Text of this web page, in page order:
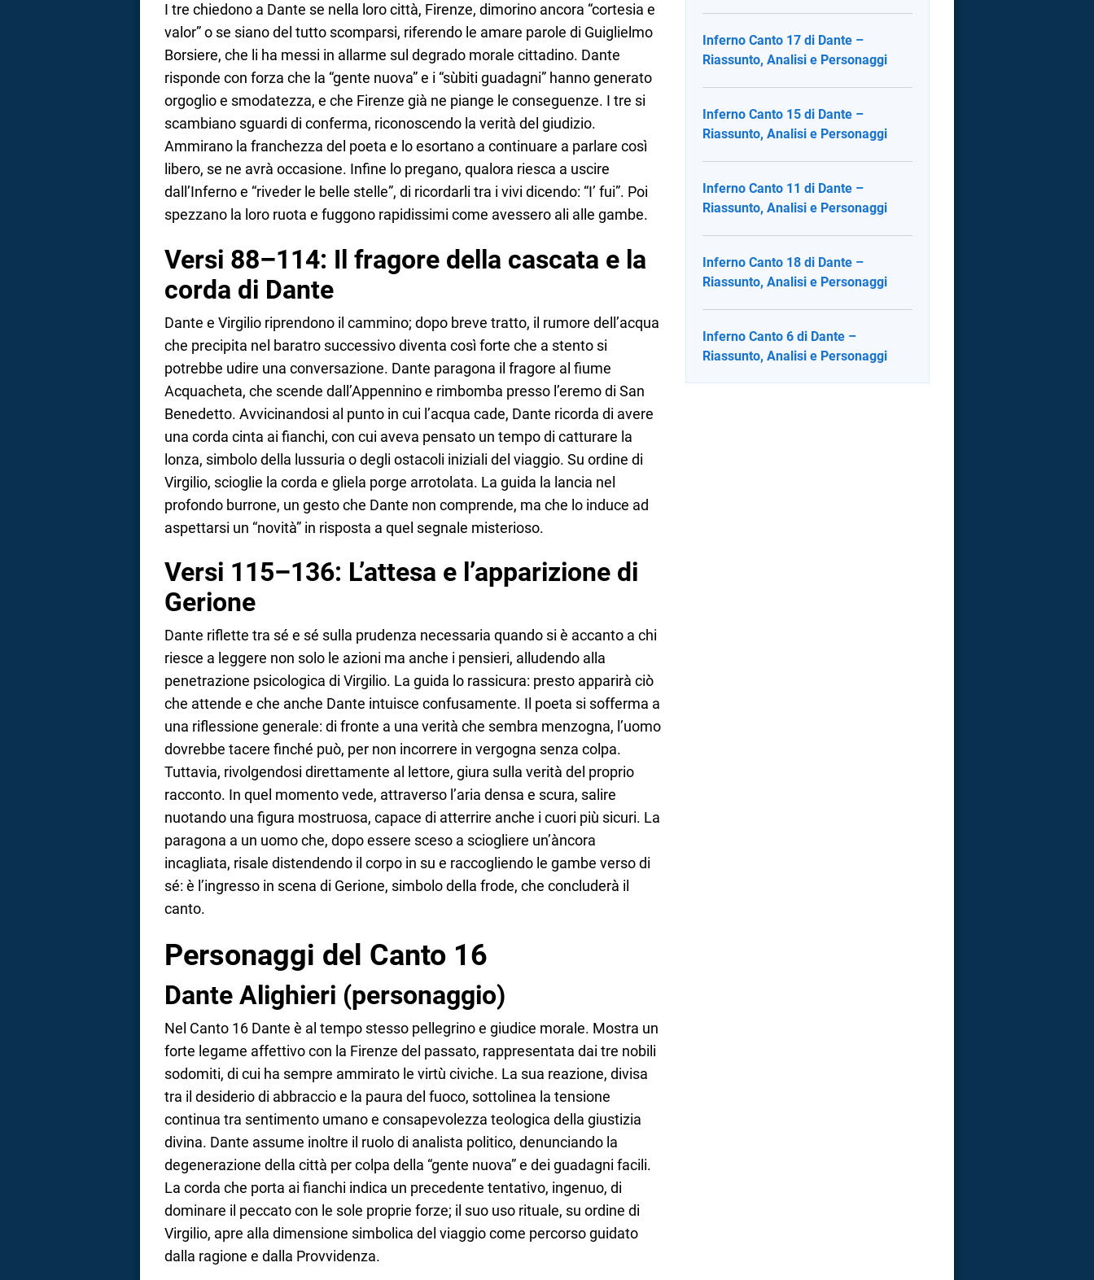
I tre chiedono a Dante se nella loro città, Firenze, dimorino ancora “cortesia e
valor” o se siano del tutto scomparsi, riferendo le amare parole di Guiglielmo
Borsiere, che li ha messi in allarme sul degrado morale cittadino. Dante
risponde con forza che la “gente nuova” e i “sùbiti guadagni” hanno generato
orgoglio e smodatezza, e che Firenze già ne piange le conseguenze. I tre si
scambiano sguardi di conferma, riconoscendo la verità del giudizio.
Ammirano la franchezza del poeta e lo esortano a continuare a parlare così
libero, se ne avrà occasione. Infine lo pregano, qualora riesca a uscire
dall’Inferno e “riveder le belle stelle”, di ricordarli tra i vivi dicendo: “I’ fui”. Poi
spezzano la loro ruota e fuggono rapidissimi come avessero ali alle gambe.
Versi 88–114: Il fragore della cascata e la
corda di Dante
Dante e Virgilio riprendono il cammino; dopo breve tratto, il rumore dell’acqua
che precipita nel baratro successivo diventa così forte che a stento si
potrebbe udire una conversazione. Dante paragona il fragore al fiume
Acquacheta, che scende dall’Appennino e rimbomba presso l’eremo di San
Benedetto. Avvicinandosi al punto in cui l’acqua cade, Dante ricorda di avere
una corda cinta ai fianchi, con cui aveva pensato un tempo di catturare la
lonza, simbolo della lussuria o degli ostacoli iniziali del viaggio. Su ordine di
Virgilio, scioglie la corda e gliela porge arrotolata. La guida la lancia nel
profondo burrone, un gesto che Dante non comprende, ma che lo induce ad
aspettarsi un “novità” in risposta a quel segnale misterioso.
Versi 115–136: L’attesa e l’apparizione di
Gerione
Dante riflette tra sé e sé sulla prudenza necessaria quando si è accanto a chi
riesce a leggere non solo le azioni ma anche i pensieri, alludendo alla
penetrazione psicologica di Virgilio. La guida lo rassicura: presto apparirà ciò
che attende e che anche Dante intuisce confusamente. Il poeta si sofferma a
una riflessione generale: di fronte a una verità che sembra menzogna, l’uomo
dovrebbe tacere finché può, per non incorrere in vergogna senza colpa.
Tuttavia, rivolgendosi direttamente al lettore, giura sulla verità del proprio
racconto. In quel momento vede, attraverso l’aria densa e scura, salire
nuotando una figura mostruosa, capace di atterrire anche i cuori più sicuri. La
paragona a un uomo che, dopo essere sceso a sciogliere un’àncora
incagliata, risale distendendo il corpo in su e raccogliendo le gambe verso di
sé: è l’ingresso in scena di Gerione, simbolo della frode, che concluderà il
canto.
Personaggi del Canto 16
Dante Alighieri (personaggio)
Nel Canto 16 Dante è al tempo stesso pellegrino e giudice morale. Mostra un
forte legame affettivo con la Firenze del passato, rappresentata dai tre nobili
sodomiti, di cui ha sempre ammirato le virtù civiche. La sua reazione, divisa
tra il desiderio di abbraccio e la paura del fuoco, sottolinea la tensione
continua tra sentimento umano e consapevolezza teologica della giustizia
divina. Dante assume inoltre il ruolo di analista politico, denunciando la
degenerazione della città per colpa della “gente nuova” e dei guadagni facili.
La corda che porta ai fianchi indica un precedente tentativo, ingenuo, di
dominare il peccato con le sole proprie forze; il suo uso rituale, su ordine di
Virgilio, apre alla dimensione simbolica del viaggio come percorso guidato
dalla ragione e dalla Provvidenza.
Inferno Canto 17 di Dante –
Riassunto, Analisi e Personaggi
Inferno Canto 15 di Dante –
Riassunto, Analisi e Personaggi
Inferno Canto 11 di Dante –
Riassunto, Analisi e Personaggi
Inferno Canto 18 di Dante –
Riassunto, Analisi e Personaggi
Inferno Canto 6 di Dante –
Riassunto, Analisi e Personaggi